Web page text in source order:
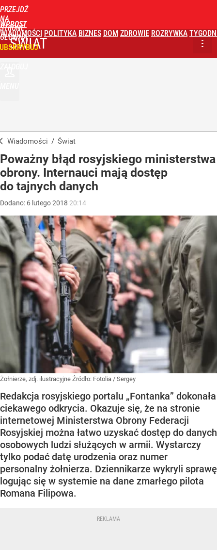
PRZEJDŹ
NA
STRONĘ
GŁÓWNĄ
WPROST
WIADOMOŚCI POLITYKA BIZNES DOM ZDROWIE ROZRYWKA
ŚWIAT
Wiadomości / Świat
Poważny błąd rosyjskiego ministerstwa
obrony. Internauci mają dostęp
do tajnych danych
Dodano: 6 lutego2018 20:14
Żołnierze, zdj. ilustracyjne Źródło: Fotolia / Sergey
Redakcja rosyjskiego portalu „Fontanka” dokonała
ciekawego odkrycia. Okazuje się, że na stronie
internetowej Ministerstwa Obrony Federacji
Rosyjskiej można łatwo uzyskać dostęp do danych
osobowych ludzi służących w armii. Wystarczy
tylko podać datę urodzenia oraz numer
personalny żołnierza. Dziennikarze wykryli sprawę
logując się w systemie na dane zmarłego pilota
Romana Filipowa.